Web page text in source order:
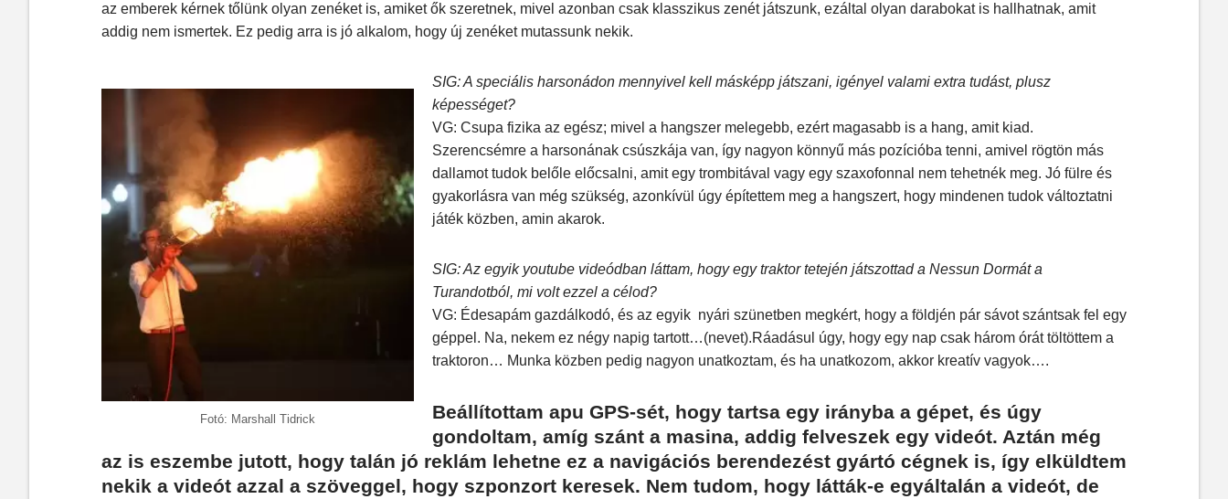
az emberek kérnek tőlünk olyan zenéket is, amiket ők szeretnek, mivel azonban csak klasszikus zenét játszunk, ezáltal olyan darabokat is hallhatnak, amit
addig nem ismertek. Ez pedig arra is jó alkalom, hogy új zenéket mutassunk nekik.
Fotó: Marshall Tidrick
SIG: A speciális harsonádon mennyivel kell másképp játszani, igényel valami extra tudást, plusz
képességet?
VG: Csupa fizika az egész; mivel a hangszer melegebb, ezért magasabb is a hang, amit kiad.
Szerencsémre a harsonának csúszkája van, így nagyon könnyű más pozícióba tenni, amivel rögtön más
dallamot tudok belőle előcsalni, amit egy trombitával vagy egy szaxofonnal nem tehetnék meg. Jó fülre és
gyakorlásra van még szükség, azonkívül úgy építettem meg a hangszert, hogy mindenen tudok változtatni
játék közben, amin akarok.
SIG: Az egyik youtube videódban láttam, hogy egy traktor tetején játszottad a Nessun Dormát a
Turandotból, mi volt ezzel a célod?
VG: Édesapám gazdálkodó, és az egyik nyári szünetben megkért, hogy a földjén pár sávot szántsak fel egy
géppel. Na, nekem ez négy napig tartott…(nevet).Ráadásul úgy, hogy egy nap csak három órát töltöttem a
traktoron… Munka közben pedig nagyon unatkoztam, és ha unatkozom, akkor kreatív vagyok….
Beállítottam apu GPS-sét, hogy tartsa egy irányba a gépet, és úgy
gondoltam, amíg szánt a masina, addig felveszek egy videót. Aztán még
az is eszembe jutott, hogy talán jó reklám lehetne ez a navigációs berendezést gyártó cégnek is, így elküldtem
nekik a videót azzal a szöveggel, hogy szponzort keresek. Nem tudom, hogy látták-e egyáltalán a videót, de